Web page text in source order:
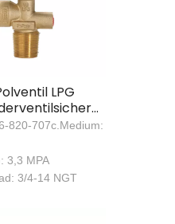
LPG
820-707c.Medium:
3,3 MPA
3/4-14 NGT